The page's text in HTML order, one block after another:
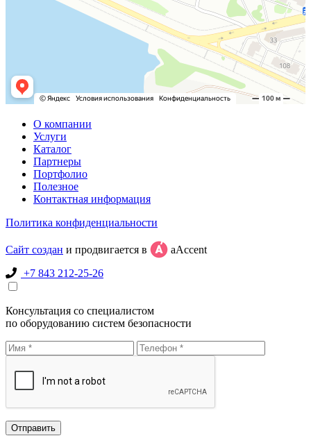
О компании
Услуги
Каталог
Партнеры
Портфолио
Полезное
Контактная информация
Политика конфиденциальности
Сайт создан и продвигается в
aAccent
+7 843 212-25-26
Консультация со специалистом
по оборудованию систем безопасности